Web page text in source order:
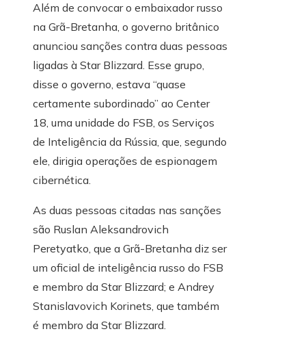
Além de convocar o embaixador russo
na Grã-Bretanha, o governo britânico
anunciou sanções contra duas pessoas
ligadas à Star Blizzard. Esse grupo,
disse o governo, estava “quase
certamente subordinado” ao Center
18, uma unidade do FSB, os Serviços
de Inteligência da Rússia, que, segundo
ele, dirigia operações de espionagem
cibernética.
As duas pessoas citadas nas sanções
são Ruslan Aleksandrovich
Peretyatko, que a Grã-Bretanha diz ser
um oficial de inteligência russo do FSB
e membro da Star Blizzard; e Andrey
Stanislavovich Korinets, que também
é membro da Star Blizzard.